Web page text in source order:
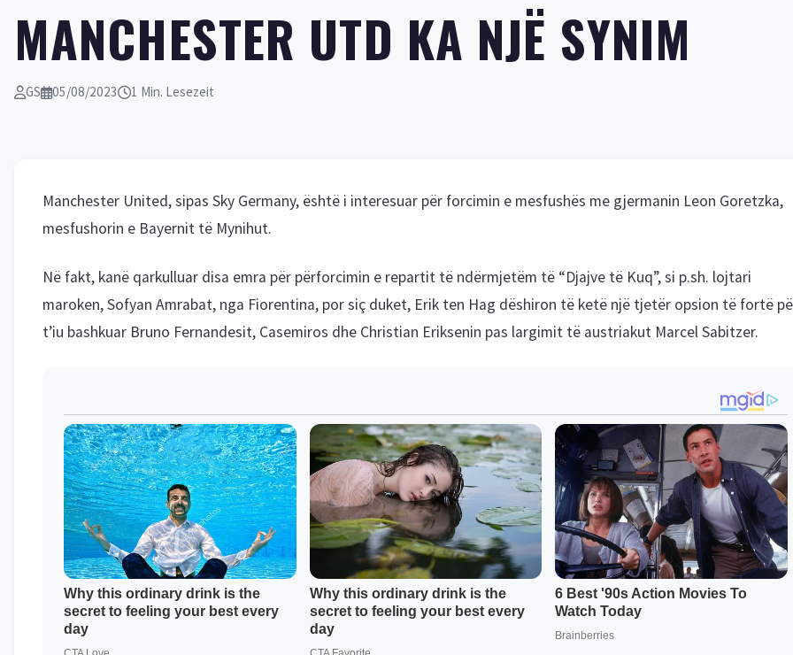
MANCHESTER UTD KA NJË SYNIM
GS 05/08/2023 1 Min. Lesezeit
Manchester United, sipas Sky Germany, është i interesuar për forcimin e mesfushës me gjermanin Leon Goretzka,
mesfushorin e Bayernit të Mynihut.
Në fakt, kanë qarkulluar disa emra për përforcimin e repartit të ndërmjetëm të “Djajve të Kuq”, si p.sh. lojtari
maroken, Sofyan Amrabat, nga Fiorentina, por siç duket, Erik ten Hag dëshiron të ketë një tjetër opsion të fortë
t’iu bashkuar Bruno Fernandesit, Casemiros dhe Christian Eriksenin pas largimit të austriakut Marcel Sabitzer.